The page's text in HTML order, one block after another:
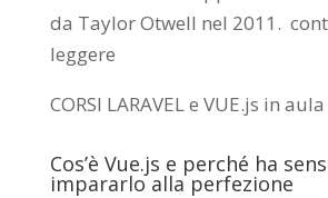
da Taylor Otwell nel 2011.
leggere
CORSI LARAVEL e VUE.js in
Cos’è Vue.js e perché ha
impararlo alla perfezione